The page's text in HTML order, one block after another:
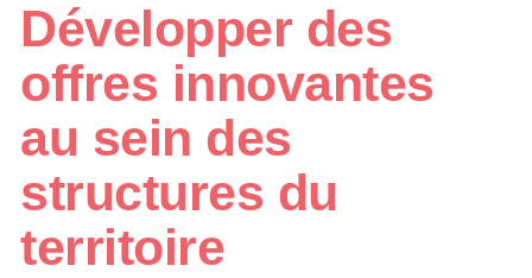
Développer des
offres innovantes
au sein des
structures du
territoire